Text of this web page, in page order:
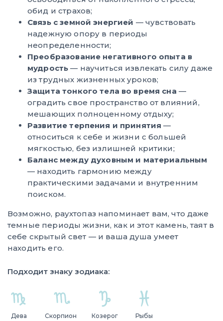
обид и страхов;
Связь с земной энергией — чувствовать
надежную опору в периоды
неопределенности;
Преобразование негативного опыта в
мудрость — научиться извлекать силу даже
из трудных жизненных уроков;
Защита тонкого тела во время сна —
оградить свое пространство от влияний,
мешающих полноценному отдыху;
Развитие терпения и принятия —
относиться к себе и жизни с большей
мягкостью, без излишней критики;
Баланс между духовным и материальным
— находить гармонию между
практическими задачами и внутренним
поиском.
Возможно, раухтопаз напоминает вам, что даже
темные периоды жизни, как и этот камень, таят в
себе скрытый свет — и ваша душа умеет
находить его.
Подходит знаку зодиака:
Дева Скорпион Козерог Рыбы